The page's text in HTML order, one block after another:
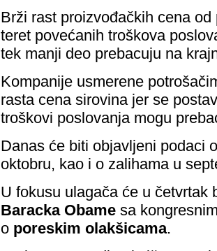
Brži rast proizvođačkih cena
teret povećanih troškova
tek manji deo prebacuju na
Kompanije usmerene
rasta cena sirovina jer se
troškovi poslovanja mogu
Danas će biti objavljeni podaci
oktobru, kao i o zalihama u
U fokusu ulagača će u četvrtak
Baracka Obame sa
o poreskim olakšicama.